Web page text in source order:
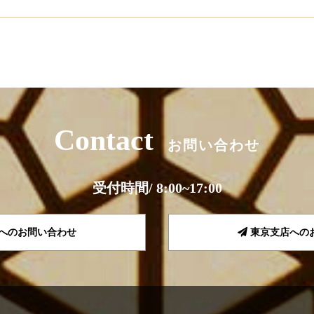
Contact お問い合わせ
受付時間/ 8:00~17:00
のお問い合わせ 東京支店への